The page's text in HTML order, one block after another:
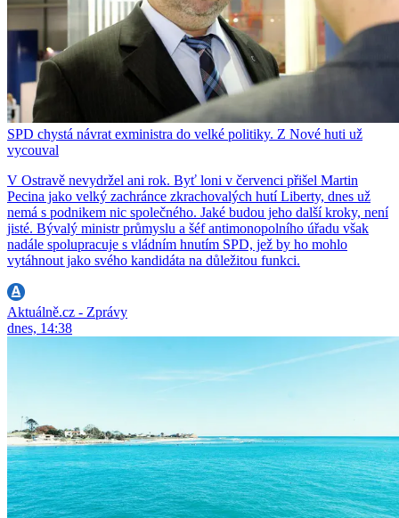
SPD chystá návrat exministra do velké politiky. Z Nové huti už
vycouval
V Ostravě nevydržel ani rok. Byť loni v červenci přišel Martin
Pecina jako velký zachránce zkrachovalých hutí Liberty, dnes už
nemá s podnikem nic společného. Jaké budou jeho další kroky, není
jisté. Bývalý ministr průmyslu a šéf antimonopolního úřadu však
nadále spolupracuje s vládním hnutím SPD, jež by ho mohlo
vytáhnout jako svého kandidáta na důležitou funkci.
Aktuálně.cz - Zprávy
dnes, 14:38